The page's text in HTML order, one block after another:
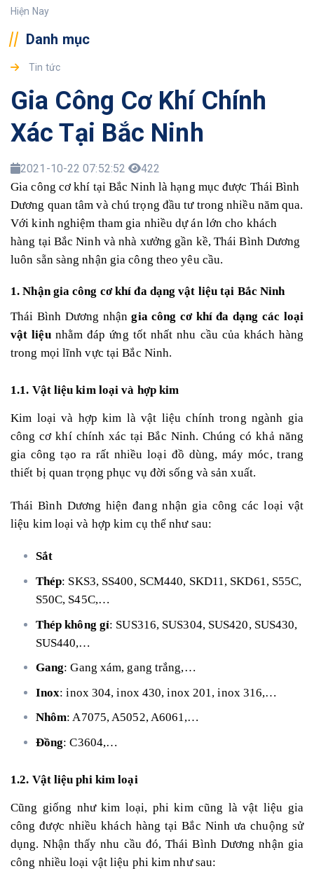
Gia Công Cơ Khí Chính
Xác Tại Bắc Ninh
2021-10-22 07:52:52
422
Gia công cơ khí tại Bắc Ninh là hạng mục được Thái Bình
Dương quan tâm và chú trọng đầu tư trong nhiều năm qua.
Với kinh nghiệm tham gia nhiều dự án lớn cho khách
hàng tại Bắc Ninh và nhà xưởng gần kề, Thái Bình Dương
luôn sẵn sàng nhận gia công theo yêu cầu.
1. Nhận gia công cơ khí đa dạng vật liệu tại Bắc Ninh
Thái Bình Dương nhậngia công cơ khí đa dạng các loại
vật liệunhằm đáp ứng tốt nhất nhu cầu của khách hàng
trong mọi lĩnh vực tại Bắc Ninh.
1.1. Vật liệu kim loại và hợp kim
Kim loại và hợp kim là vật liệu chính trong ngành gia
công cơ khí chính xác tại Bắc Ninh. Chúng có khả năng
gia công tạo ra rất nhiều loại đồ dùng, máy móc, trang
thiết bị quan trọng phục vụ đời sống và sản xuất.
Thái Bình Dương hiện đang nhận gia công các loại vật
liệu kim loại và hợp kim cụ thể như sau:
Sắt
Thép: SKS3, SS400, SCM440, SKD11, SKD61, S55C,
S50C, S45C,…
Thép không gỉ: SUS316, SUS304, SUS420, SUS430,
SUS440,…
Gang: Gang xám, gang trắng,…
Inox: inox 304, inox 430, inox 201, inox 316,…
Nhôm: A7075, A5052, A6061,…
Đồng: C3604,…
1.2. Vật liệu phi kim loại
Cũng giống như kim loại, phi kim cũng là vật liệu gia
công được nhiều khách hàng tại Bắc Ninh ưa chuộng sử
dụng. Nhận thấy nhu cầu đó, Thái Bình Dương nhận gia
công nhiều loại vật liệu phi kim như sau:
Danh mục
Tin tức